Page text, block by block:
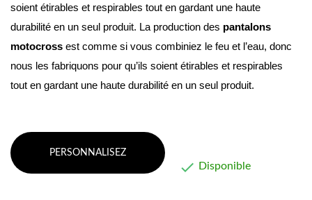
soient étirables et respirables tout en gardant une haute
durabilité en un seul produit. La production des pantalons
motocross est comme si vous combiniez le feu et l’eau, donc
nous les fabriquons pour qu’ils soient étirables et respirables
tout en gardant une haute durabilité en un seul produit.
PERSONNALISEZ
 Disponible